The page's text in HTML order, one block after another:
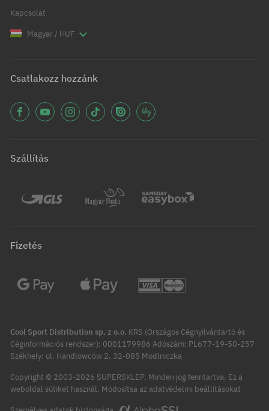
Kapcsolat
Magyar / HUF
Csatlakozz hozzánk
Szállítás
Fizetés
Cool Sport Distribution sp. z o.o. KRS (Országos Cégnyilvántartó és
Céginformációs rendszer): 0001179986 Adószám: PL677-19-50-257
Székhely: ul. Handlowców 2, 32-085 Modlniczka
Copyright © 2003-2026 SUPERSKLEP. Minden jog fenntartva. Ez a
weboldal sütiket használ. Módosítsa az adatvédelmi beállításokat